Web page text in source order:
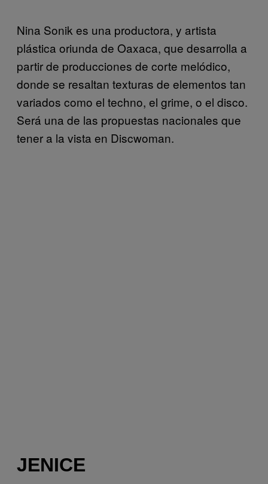
Nina Sonik es una productora, y artista
plástica oriunda de Oaxaca, que desarrolla a
partir de producciones de corte melódico,
donde se resaltan texturas de elementos tan
variados como el techno, el grime, o el disco.
Será una de las propuestas nacionales que
tener a la vista en Discwoman.
JENICE